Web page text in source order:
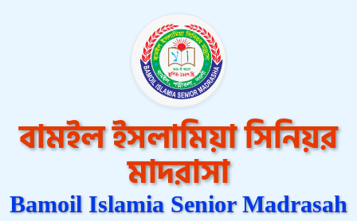
বামইল ইসলামিয়া সিনিয়র
মাদরাসা
Bamoil Islamia Senior Madrasah